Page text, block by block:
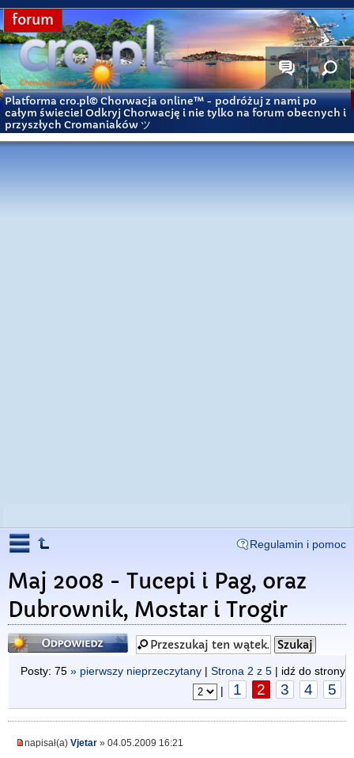
forum
Platforma cro.pl© Chorwacja online™ - podróżuj z nami po
całym świecie! Odkryj Chorwację i nie tylko na forum obecnych i
przyszłych Cromaniaków ツ
Regulamin i pomoc
Maj 2008 - Tucepi i Pag, oraz
Dubrownik, Mostar i Trogir
Odpowiedz
Posty: 75 » pierwszy nieprzeczytany | Strona 2 z 5 | idź do strony
|
1 2 3 4 5
napisał(a) Vjetar » 04.05.2009 16:21